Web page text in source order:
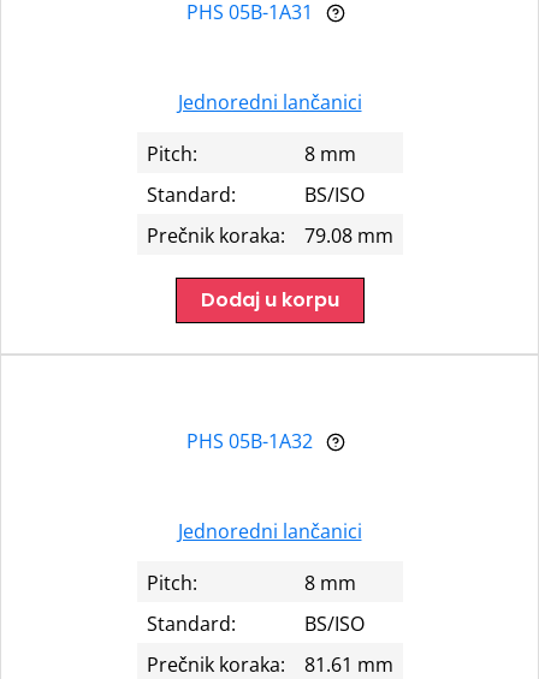
PHS 05B-1A31
Jednoredni lančanici
Pitch:
8 mm
Standard:
BS/ISO
Prečnik koraka:
79.08 mm
Dodaj u korpu
PHS 05B-1A32
Jednoredni lančanici
Pitch:
8 mm
Standard:
BS/ISO
Prečnik koraka:
81.61 mm